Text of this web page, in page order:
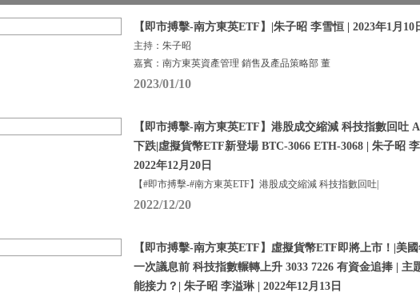
【即市搏擊-南方東英ETF】|朱子昭 李雪恒 | 2023年1月10
主持：朱子昭
嘉賓：南方東英資產管理 銷售及產品策略部 董
2023/01/10
【即市搏擊-南方東英ETF】港股成交縮減 科技指數回吐
下跌|虛擬貨幣ETF新登場 BTC-3066 ETH-3068 | 朱子昭
2022年12月20日
【#即市搏擊-#南方東英ETF】港股成交縮減 科技指數回吐|
2022/12/20
【即市搏擊-南方東英ETF】虛擬貨幣ETF即將上市！|美
一次議息前 科技指數輾轉上升 3033 7226 有資金追捧 | 主
能接力？| 朱子昭 李溢琳 | 2022年12月13日